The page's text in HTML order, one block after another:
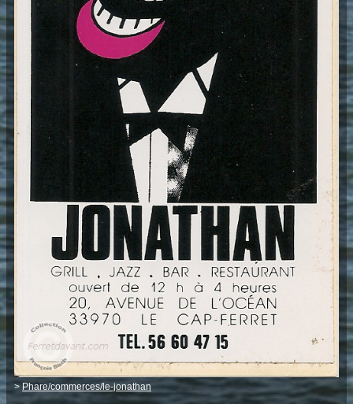
> Phare/commerces/le-jonathan